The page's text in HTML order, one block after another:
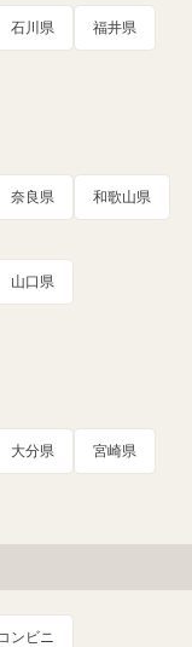
石川県 福井県
奈良県 和歌山県
山口県
大分県 宮崎県
ンビニ